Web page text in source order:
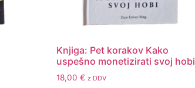
Knjiga: Pet korakov Kako
uspešno monetizirati svoj hobi
18,00 € z DDV